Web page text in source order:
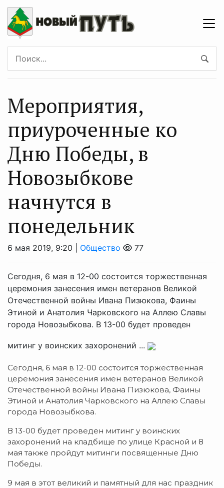
Мероприятия,
приуроченные ко
Дню Победы, в
Новозыбкове
начнутся в
понедельник
6 мая 2019, 9:20 | Общество 77
Сегодня, 6 мая в 12-00 состоится торжественная
церемония занесения имен ветеранов Великой
Отечественной войны Ивана Пизюкова, Фаины
Этиной и Анатолия Чарковского на Аллею Славы
города Новозыбкова. В 13-00 будет проведен
митинг у воинских захоронений ...
Сегодня, 6 мая в 12-00 состоится торжественная
церемония занесения имен ветеранов Великой
Отечественной войны Ивана Пизюкова, Фаины
Этиной и Анатолия Чарковского на Аллею Славы
города Новозыбкова.
В 13-00 будет проведен митинг у воинских
захоронений на кладбище по улице Красной и 8
мая также пройдут митинги посвященные Дню
Победы.
9 мая в этот великий и памятный для нас праздник